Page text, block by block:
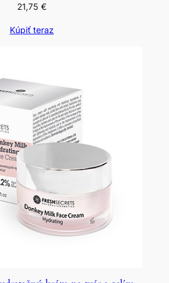
21,75 €
Kúpiť teraz